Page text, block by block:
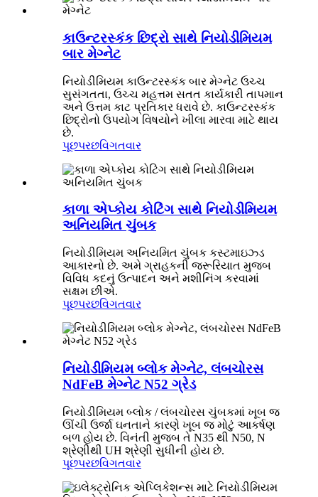
કાઉન્ટરસ્કંક છિદ્રો સાથે નિયોડીમિયમ
બાર મેગ્નેટ
નિયોડીમિયમ કાઉન્ટરસ્કંક બાર મેગ્નેટ ઉચ્ચ
સુસંગતતા, ઉચ્ચ મહત્તમ સતત કાર્યકારી તાપમાન
અને ઉત્તમ કાટ પ્રતિકાર ધરાવે છે. કાઉન્ટરસ્કંક
છિદ્રોનો ઉપયોગ વિષયોને ખીલા મારવા માટે થાય
છે.
પૂછપરછવિગતવાર
કાળા એપ્કોય કોટિંગ સાથે નિયોડીમિયમ
અનિયમિત ચુંબક
નિયોડીમિયમ અનિયમિત ચુંબક કસ્ટમાઇઝ્ડ
આકારનો છે. અમે ગ્રાહકની જરૂરિયાત મુજબ
વિવિધ કદનું ઉત્પાદન અને મશીનિંગ કરવામાં
સક્ષમ છીએ.
પૂછપરછવિગતવાર
નિયોડીમિયમ બ્લોક મેગ્નેટ, લંબચોરસ
NdFeB મેગ્નેટ N52 ગ્રેડ
નિયોડીમિયમ બ્લોક / લંબચોરસ ચુંબકમાં ખૂબ જ
ઊંચી ઉર્જા ઘનતાને કારણે ખૂબ જ મોટું આકર્ષણ
બળ હોય છે. વિનંતી મુજબ તે N35 થી N50, N
શ્રેણીથી UH શ્રેણી સુધીની હોય છે.
પૂછપરછવિગતવાર